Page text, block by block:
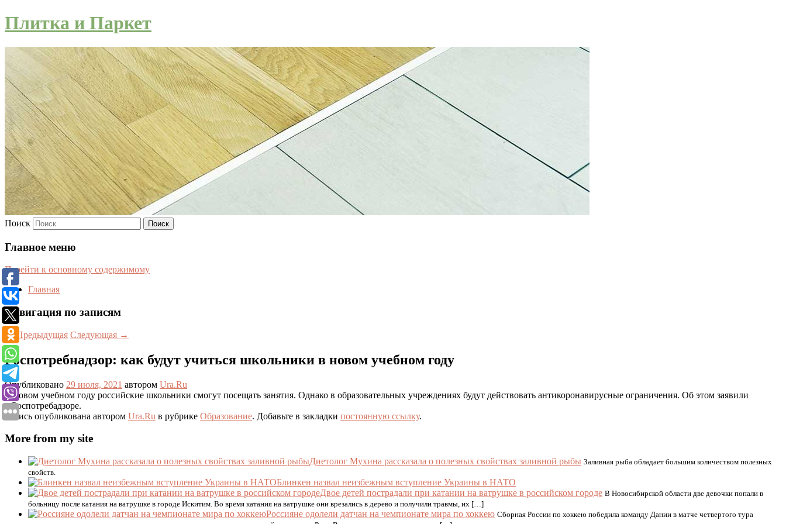
Плитка и Паркет
Поиск
Главное меню
Перейти к основному содержимому
Главная
Навигация по записям
←Предыдущая Следующая →
Роспотребнадзор: как будут учиться школьники в новом учебном году
Опубликовано 29 июля, 2021 автором Ura.Ru
В новом учебном году российские школьники смогут посещать занятия. Однако в образовательных учреждениях будут действовать антикоронавирусные ограничения. Об этом заявили
в Роспотребадзоре.
Запись опубликована автором Ura.Ru в рубрике Образование. Добавьте в закладки постоянную ссылку.
More from my site
Диетолог Мухина рассказала о полезных свойствах заливной рыбы Заливная рыба обладает большим количеством полезных
свойств.
Блинкен назвал неизбежным вступление Украины в НАТО
Двое детей пострадали при катании на ватрушке в российском городе В Новосибирской области две девочки попали в
больницу после катания на ватрушке в городе Искитим. Во время катания на ватрушке они врезались в дерево и получили травмы, их […]
Россияне одолели датчан на чемпионате мира по хоккею Сборная России по хоккею победила команду Дании в матче четвертого тура